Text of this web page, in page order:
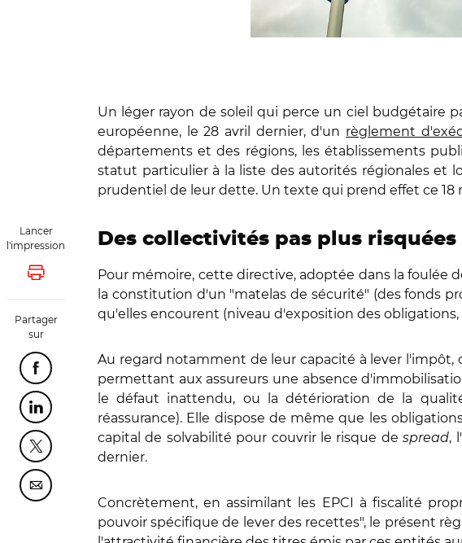
Lancer
l'impression
Lancer l'impression
Partager
sur
Partager cette page sur Facebook
Partager cette page sur Linkedin
Partager cette page sur Twitter
Partager cette page sur Courriel
Un léger rayon de soleil qui perce un ciel budgétaire
européenne, le 28 avril dernier, d'un règlement
départements et des régions, les établissements
statut particulier à la liste des autorités régionales et
prudentiel de leur dette. Un texte qui prend effet ce 18
Des collectivités pas plus
Pour mémoire, cette directive, adoptée dans la foulée
la constitution d'un "matelas de sécurité" (des fonds
qu'elles encourent (niveau d'exposition des obligations,
Au regard notamment de leur capacité à lever
permettant aux assureurs une absence
le défaut inattendu, ou la détérioration de la
réassurance). Elle dispose de même que les
capital de solvabilité pour couvrir le risque despread,
dernier.
Concrètement, en assimilant les EPCI à fiscalité
pouvoir spécifique de lever des recettes", le présent